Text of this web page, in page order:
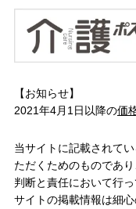
【お知らせ】
2021年4月1日以降の価
当サイトに記載されて
ただくためのものであ
判断と責任において行
サイトの掲載情報は細